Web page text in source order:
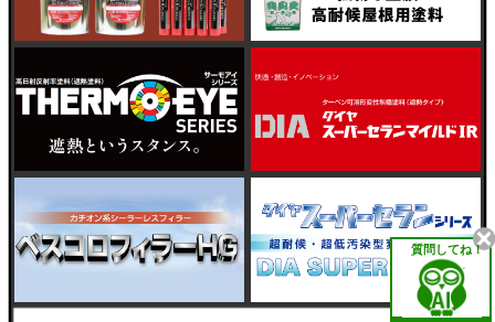
質問してね！